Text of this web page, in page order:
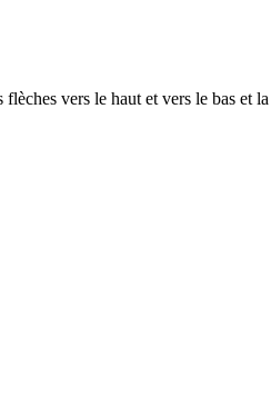
vers le haut et vers le bas et